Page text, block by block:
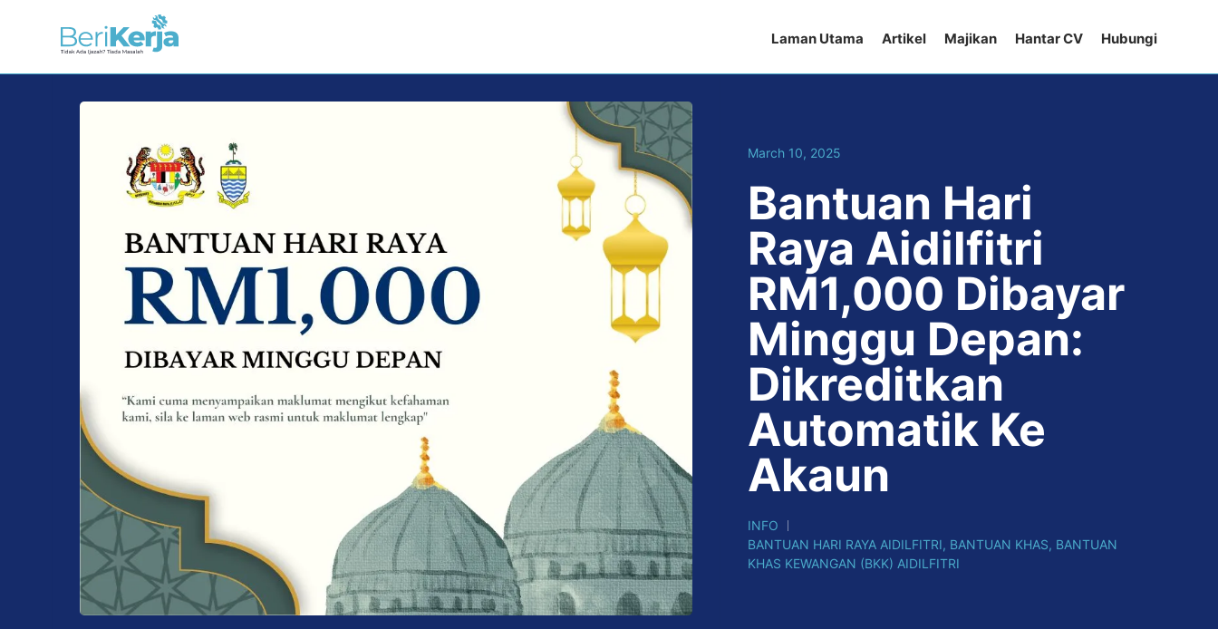
Laman Utama Artikel Majikan Hantar CV Hubungi
March 10, 2025
Bantuan Hari
Raya Aidilfitri
RM1,000 Dibayar
Minggu Depan:
Dikreditkan
Automatik Ke
Akaun
INFO
BANTUAN HARI RAYA AIDILFITRI, BANTUAN KHAS, BANTUAN
KHAS KEWANGAN (BKK) AIDILFITRI